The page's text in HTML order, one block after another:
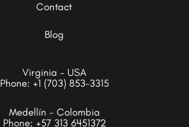
Contact
Blog
Virginia - USA
Phone: +1 (703) 853-3315
Medellín - Colombia
Phone: +57 313 6451372